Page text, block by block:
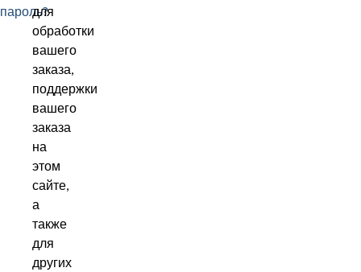
пароль?
для
обработки
вашего
заказа,
поддержки
вашего
заказа
на
этом
сайте,
а
также
для
других